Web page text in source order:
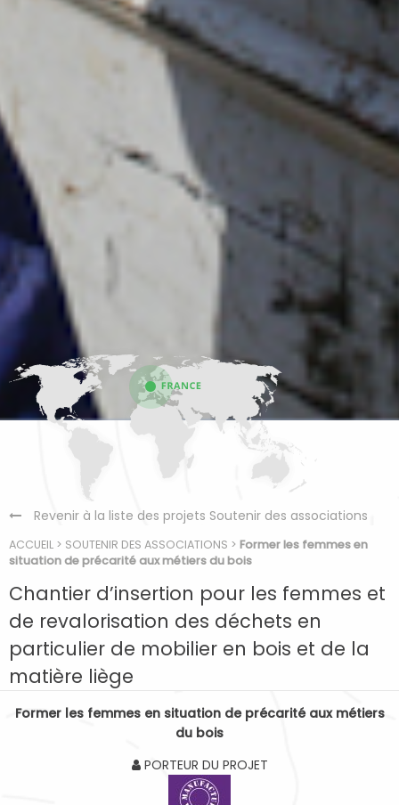
Revenir à la liste des projets Soutenir des associations
ACCUEIL > SOUTENIR DES ASSOCIATIONS > Former les femmes en
situation de précarité aux métiers du bois
Chantier d’insertion pour les femmes et
de revalorisation des déchets en
particulier de mobilier en bois et de la
matière liège
Former les femmes en situation de précarité aux métiers
du bois
PORTEUR DU PROJET